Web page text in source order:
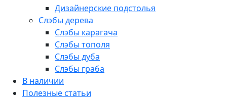
Дизайнерские подстолья
Слэбы дерева
Слэбы карагача
Слэбы тополя
Слэбы дуба
Слэбы граба
В наличии
Полезные статьи